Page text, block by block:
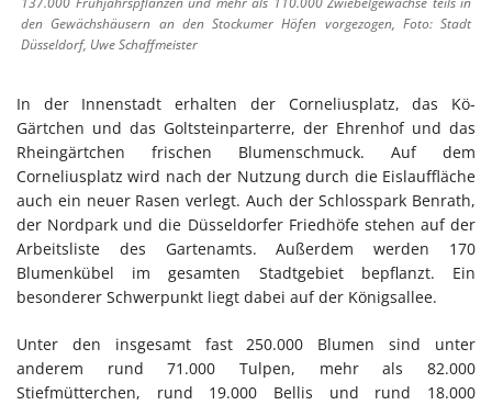
den Gewächshäusern an den Stockumer Höfen vorgezogen, Foto: Stadt
Düsseldorf, Uwe Schaffmeister
In der Innenstadt erhalten der Corneliusplatz, das Kö-
Gärtchen und das Goltsteinparterre, der Ehrenhof und das
Rheingärtchen frischen Blumenschmuck. Auf dem
Corneliusplatz wird nach der Nutzung durch die Eislauffläche
auch ein neuer Rasen verlegt. Auch der Schlosspark Benrath,
der Nordpark und die Düsseldorfer Friedhöfe stehen auf der
Arbeitsliste des Gartenamts. Außerdem werden 170
Blumenkübel im gesamten Stadtgebiet bepflanzt. Ein
besonderer Schwerpunkt liegt dabei auf der Königsallee.
Unter den insgesamt fast 250.000 Blumen sind unter
anderem rund 71.000 Tulpen, mehr als 82.000
Stiefmütterchen, rund 19.000 Bellis und rund 18.000